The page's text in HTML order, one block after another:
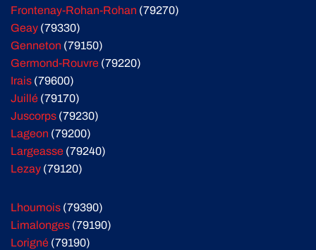
Frontenay-Rohan-Rohan (79270)
Geay (79330)
Genneton (79150)
Germond-Rouvre (79220)
Irais (79600)
Juillé (79170)
Juscorps (79230)
Lageon (79200)
Largeasse (79240)
Lezay (79120)
Lhoumois (79390)
Limalonges (79190)
Lorigné (79190)